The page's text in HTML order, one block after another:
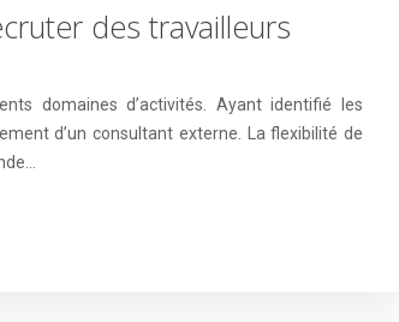
des travailleurs
domaines d’activités. Ayant identifié les
d’un consultant externe. La flexibilité de